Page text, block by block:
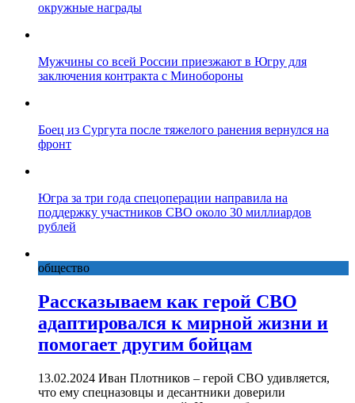
окружные награды
Мужчины со всей России приезжают в Югру для
заключения контракта с Минобороны
Боец из Сургута после тяжелого ранения вернулся на
фронт
Югра за три года спецоперации направила на
поддержку участников СВО около 30 миллиардов
рублей
общество
Рассказываем как герой СВО
адаптировался к мирной жизни и
помогает другим бойцам
13.02.2024 Иван Плотников – герой СВО удивляется,
что ему спецназовцы и десантники доверили